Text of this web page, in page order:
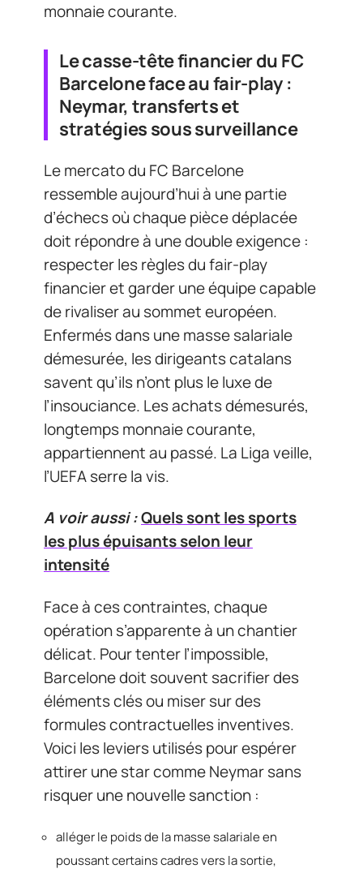
monnaie courante.
Le casse-tête financier du FC
Barcelone face au fair-play :
Neymar, transferts et
stratégies sous surveillance
Le mercato du FC Barcelone
ressemble aujourd’hui à une partie
d’échecs où chaque pièce déplacée
doit répondre à une double exigence :
respecter les règles du fair-play
financier et garder une équipe capable
de rivaliser au sommet européen.
Enfermés dans une masse salariale
démesurée, les dirigeants catalans
savent qu’ils n’ont plus le luxe de
l’insouciance. Les achats démesurés,
longtemps monnaie courante,
appartiennent au passé. La Liga veille,
l’UEFA serre la vis.
A voir aussi :Quels sont les sports
les plus épuisants selon leur
intensité
Face à ces contraintes, chaque
opération s’apparente à un chantier
délicat. Pour tenter l’impossible,
Barcelone doit souvent sacrifier des
éléments clés ou miser sur des
formules contractuelles inventives.
Voici les leviers utilisés pour espérer
attirer une star comme Neymar sans
risquer une nouvelle sanction :
alléger le poids de la masse salariale en
poussant certains cadres vers la sortie,